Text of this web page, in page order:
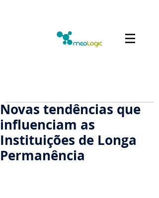
Novas tendências que
influenciam as
Instituições de Longa
Permanência